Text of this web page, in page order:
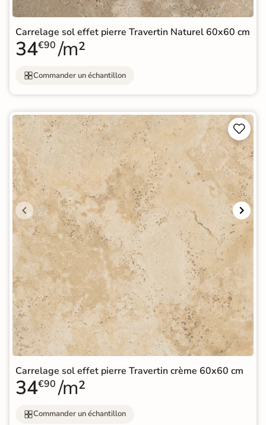
Carrelage sol effet pierre Travertin Naturel 60x60 cm
34€90 /m²
Commander un échantillon


Carrelage sol effet pierre Travertin crème 60x60 cm
34€90 /m²
Commander un échantillon